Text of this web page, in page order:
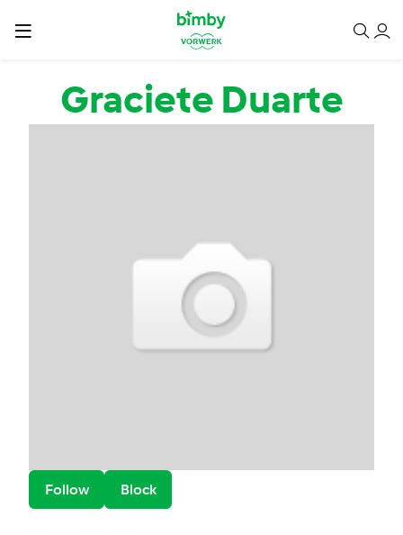
Passar para o conteúdo principal
Graciete Duarte
Follow Block